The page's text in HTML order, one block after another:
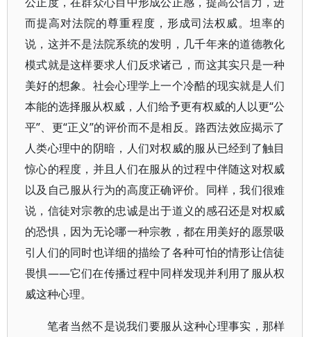
而提高对法院的尊重程度，形成司法权威。坦率的
说，这并不是法院系统的发明，几千年来的道德教化
模式就是这样要求人们反求诸己，而这其实只是一种
美好的想象。社会心理学上一个冷酷的现实就是人们
本能的选择服从权威，人们给予更有权威的人以更“公
平”、更“正义”的评价而不是相反。路西法效应揭示了
人类心理中的阴暗，人们对权威的服从已经到了触目
惊心的程度，并且人们在服从的过程中伴随这对权威
以及自己服从行为的高度正确评价。同样，我们很难
说，信徒对宗教的忠诚是出于道义的感召还是对权威
的恐惧，因为无论哪一种宗教，都在用美好的愿景吸
引人们的同时也详细的描绘了各种可怕的情形让信徒
畏惧——它们在传播过程中同样发现并利用了服从权
威这种心理。
笔者当然不是说我们要服从这种心理事实，那样